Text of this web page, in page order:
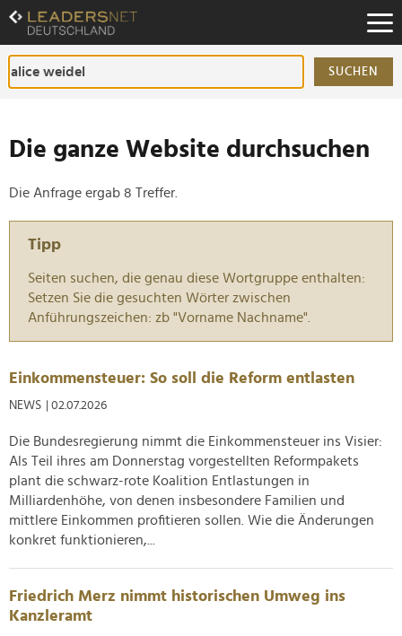
Zum
Inhalt
Zur
Fußzeilen-
Navigation
SUCHEN
Die ganze Website durchsuchen
Die Anfrage ergab 8 Treffer.
Tipp
Seiten suchen, die genau diese Wortgruppe enthalten:
Setzen Sie die gesuchten Wörter zwischen
Anführungszeichen: zb "Vorname Nachname".
Einkommensteuer: So soll die Reform entlasten
NEWS | 02.07.2026
Die Bundesregierung nimmt die Einkommensteuer ins Visier:
Als Teil ihres am Donnerstag vorgestellten Reformpakets
plant die schwarz-rote Koalition Entlastungen in
Milliardenhöhe, von denen insbesondere Familien und
mittlere Einkommen profitieren sollen. Wie die Änderungen
konkret funktionieren,...
Friedrich Merz nimmt historischen Umweg ins
Kanzleramt